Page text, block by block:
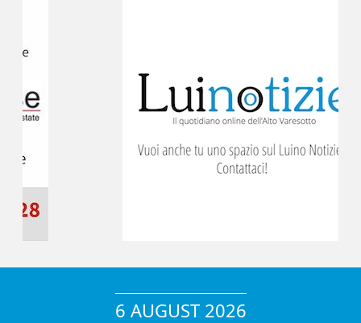
6 AUGUST 2026